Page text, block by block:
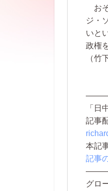
お
ジ・
いと
政権
（竹
「日
記事
本記
記事
グロ